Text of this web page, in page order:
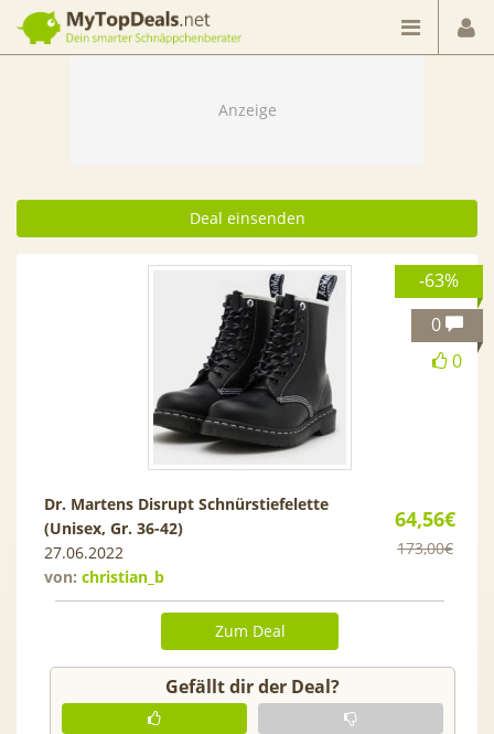
Dein smarter Schnäppchenberater
Deal einsenden
-63%
0
0
64,56€
173,00€
Dr. Martens Disrupt Schnürstiefelette
(Unisex, Gr. 36-42)
27.06.2022
von: christian_b
Zum Deal
Gefällt dir der Deal?